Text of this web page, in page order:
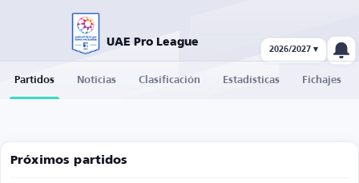
UAE Pro League
2026/2027 ▾
Partidos Noticias Clasificación Estadísticas Fichajes
Próximos partidos